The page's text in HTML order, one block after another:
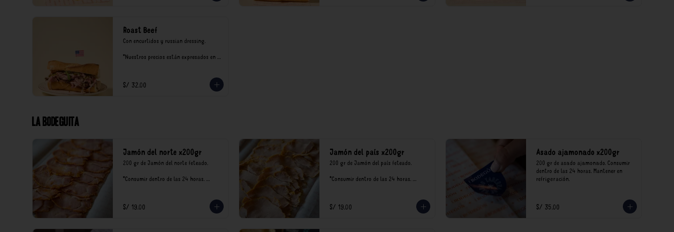
Roast Beef
Con encurtidos y russian dressing.
*Nuestros precios están expresados en
S/ 32.00
La Bodeguita
Jamón del norte x200gr
200 gr de Jamón del norte feteado.
*Consumir dentro de las 24 horas.
soles e incluyen impuestos de ley y
recargo al consumo.
S/ 19.00
Jamón del país x200gr
200 gr de Jamón del país feteado.
*Consumir dentro de las 24 horas.
soles e incluyen impuestos de ley y
recargo al consumo.
S/ 19.00
Asado ajamonado x200gr
200 gr de asado ajamonado. Consumir
dentro de las 24 horas. Mantener en
refrigeración.
S/ 35.00